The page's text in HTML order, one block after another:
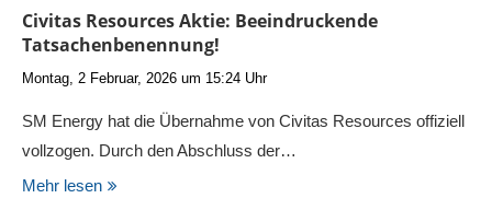
Civitas Resources Aktie: Beeindruckende
Tatsachenbenennung!
Montag, 2 Februar, 2026 um 15:24 Uhr
SM Energy hat die Übernahme von Civitas Resources offiziell
vollzogen. Durch den Abschluss der…
Mehr lesen